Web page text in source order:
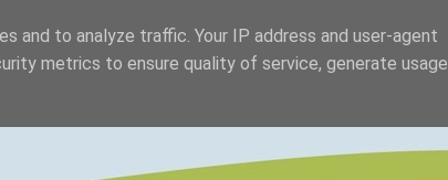
and to analyze traffic. Your IP address and user-agent
metrics to ensure quality of service, generate usage